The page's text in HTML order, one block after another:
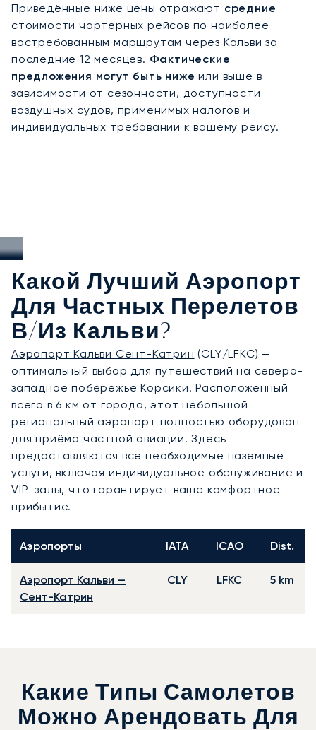
Обладая двадцатилетним опытом, LunaJets
гарантирует безопасность, подтверждённую
сертификатом Argus®, прозрачное
ценообразование и гибкие чартерные решения,
которым доверяют клиенты по всей Европе и за
её пределами. Для полётов в Кальви это
означает возможность организации перелётов в
высокий сезон, заказ индивидуальных
Приведённые ниже цены отражают средние
стоимости чартерных рейсов по наиболее
востребованным маршрутам через Кальви за
последние 12 месяцев. Фактические
предложения могут быть ниже или выше в
зависимости от сезонности, доступности
воздушных судов, применимых налогов и
индивидуальных требований к вашему рейсу.
Какой Лучший Аэропорт
Для Частных Перелетов
В/из Кальви?
Аэропорт Кальви Сент-Катрин (CLY/LFKC) —
оптимальный выбор для путешествий на северо-
западное побережье Корсики. Расположенный
всего в 6 км от города, этот небольшой
региональный аэропорт полностью оборудован
для приёма частной авиации. Здесь
предоставляются все необходимые наземные
услуги, включая индивидуальное обслуживание и
VIP-залы, что гарантирует ваше комфортное
прибытие.
Аэропорты IATA ICAO Dist.
Аэропорт Кальви —
Сент-Катрин
CLY LFKC 5 km
Какие Типы Самолетов
Можно Арендовать Для